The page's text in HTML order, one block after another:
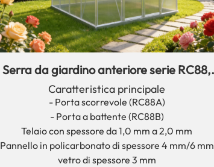
Serra da giardino anteriore serie RC88,
facile da assemblare, in vendita.
Caratteristica principale
- Porta scorrevole (RC88A)
- Porta a battente (RC88B)
Telaio con spessore da 1,0 mm a 2,0 mm
Pannello in policarbonato di spessore 4 mm/6 mm
vetro di spessore 3 mm